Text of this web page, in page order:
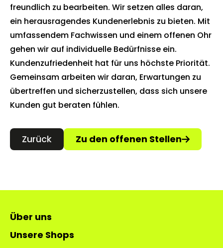
freundlich zu bearbeiten. Wir setzen alles daran,
ein herausragendes Kundenerlebnis zu bieten. Mit
umfassendem Fachwissen und einem offenen Ohr
gehen wir auf individuelle Bedürfnisse ein.
Kundenzufriedenheit hat für uns höchste Priorität.
Gemeinsam arbeiten wir daran, Erwartungen zu
übertreffen und sicherzustellen, dass sich unsere
Kunden gut beraten fühlen.
Zurück Zu den offenen Stellen
Über uns
Unsere Shops